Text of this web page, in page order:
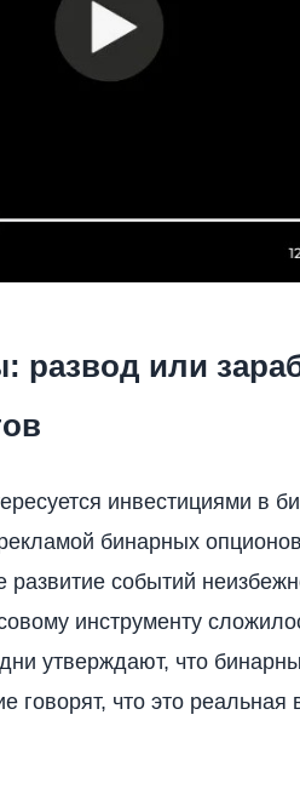
или
инвестициями в
бинарных
развитие событий
инструменту
утверждают, что
говорят, что это реальная